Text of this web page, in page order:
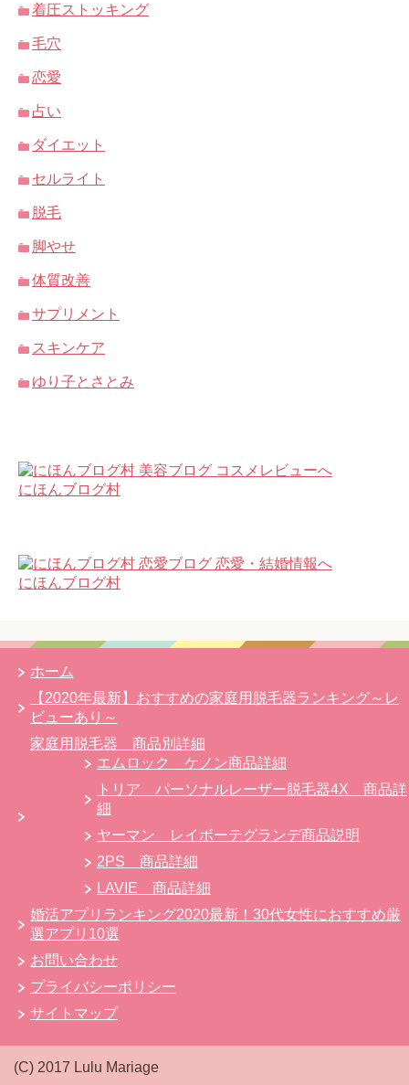
着圧ストッキング
毛穴
恋愛
占い
ダイエット
セルライト
脱毛
脚やせ
体質改善
サプリメント
スキンケア
ゆり子とさとみ
にほんブログ村
にほんブログ村
ホーム
【2020年最新】おすすめの家庭用脱毛器ランキング～レ
ビューあり～
家庭用脱毛器 商品別詳細
エムロック ケノン商品詳細
トリア パーソナルレーザー脱毛器4X 商品詳
細
ヤーマン レイボーテグランデ商品説明
2PS 商品詳細
LAVIE 商品詳細
婚活アプリランキング2020最新！30代女性におすすめ厳
選アプリ10選
お問い合わせ
プライバシーポリシー
サイトマップ
(C) 2017 Lulu Mariage